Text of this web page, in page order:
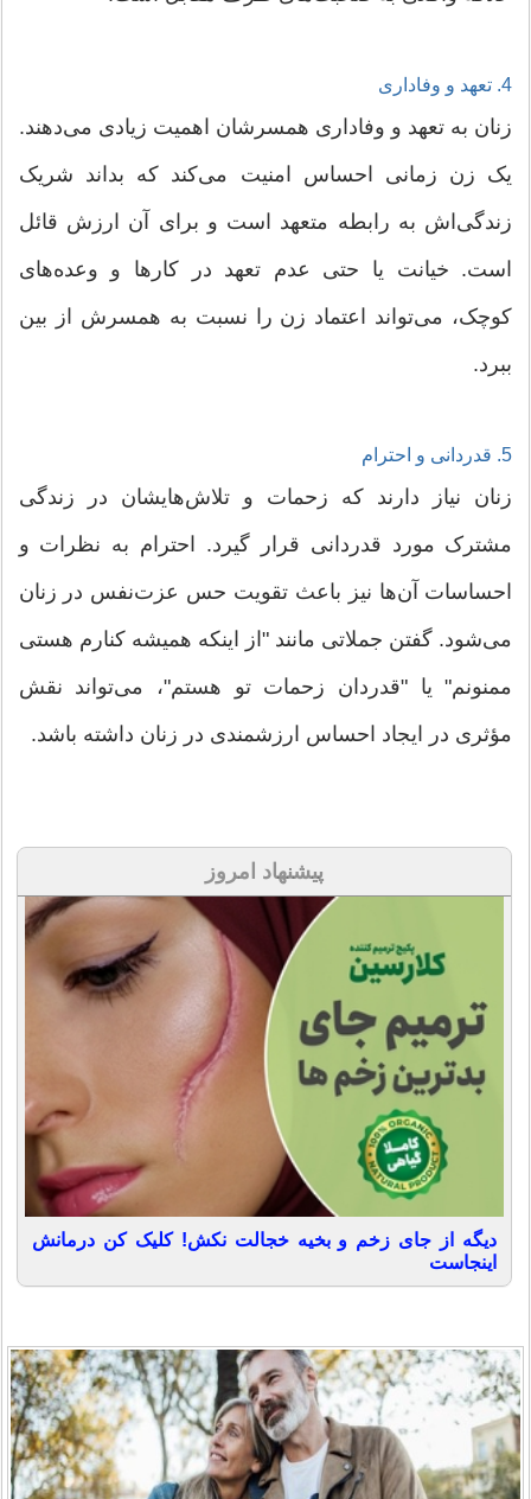
4. تعهد و وفاداری
زنان به تعهد و وفاداری همسرشان اهمیت زیادی می‌دهند.
یک زن زمانی احساس امنیت می‌کند که بداند شریک
زندگی‌اش به رابطه متعهد است و برای آن ارزش قائل
است. خیانت یا حتی عدم تعهد در کارها و وعده‌های
کوچک، می‌تواند اعتماد زن را نسبت به همسرش از بین
ببرد.
5. قدردانی و احترام
زنان نیاز دارند که زحمات و تلاش‌هایشان در زندگی
مشترک مورد قدردانی قرار گیرد. احترام به نظرات و
احساسات آن‌ها نیز باعث تقویت حس عزت‌نفس در زنان
می‌شود. گفتن جملاتی مانند "از اینکه همیشه کنارم هستی
ممنونم" یا "قدردان زحمات تو هستم"، می‌تواند نقش
مؤثری در ایجاد احساس ارزشمندی در زنان داشته باشد.
پیشنهاد امروز
دیگه از جای زخم و بخیه خجالت نکش! کلیک کن درمانش
اینجاست